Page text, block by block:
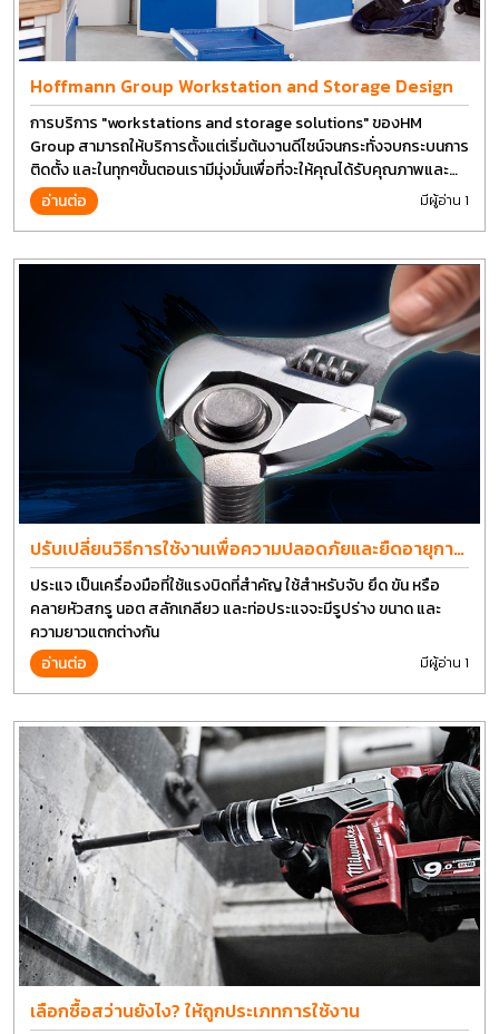
Hoffmann Group Workstation and Storage Design
การบริการ "workstations and storage solutions" ของHM
Group สามารถให้บริการตั้งแต่เริ่มต้นงานดีไซน์จนกระทั่งจบกระบนการ
ติดตั้ง และในทุกๆขั้นตอนเรามีมุ่งมั่นเพื่อที่จะให้คุณได้รับคุณภาพและ
การที่งานที่ดีที่สุด บนต้นทุนที่ดีที่สุดเช่นกัน
อ่านต่อ มีผู้อ่าน 1
ปรับเปลี่ยนวิธีการใช้งานเพื่อความปลอดภัยและยืดอายุการ
ใช้งานประแจได้อีกนาน
ประแจ เป็นเครื่องมือที่ใช้แรงบิดที่สำคัญ ใช้สำหรับจับ ยึด ขัน หรือ
คลายหัวสกรู นอต สลักเกลียว และท่อประแจจะมีรูปร่าง ขนาด และ
ความยาวแตกต่างกัน
อ่านต่อ
มีผู้อ่าน 1
เลือกซื้อสว่านยังไง? ให้ถูกประเภทการใช้งาน